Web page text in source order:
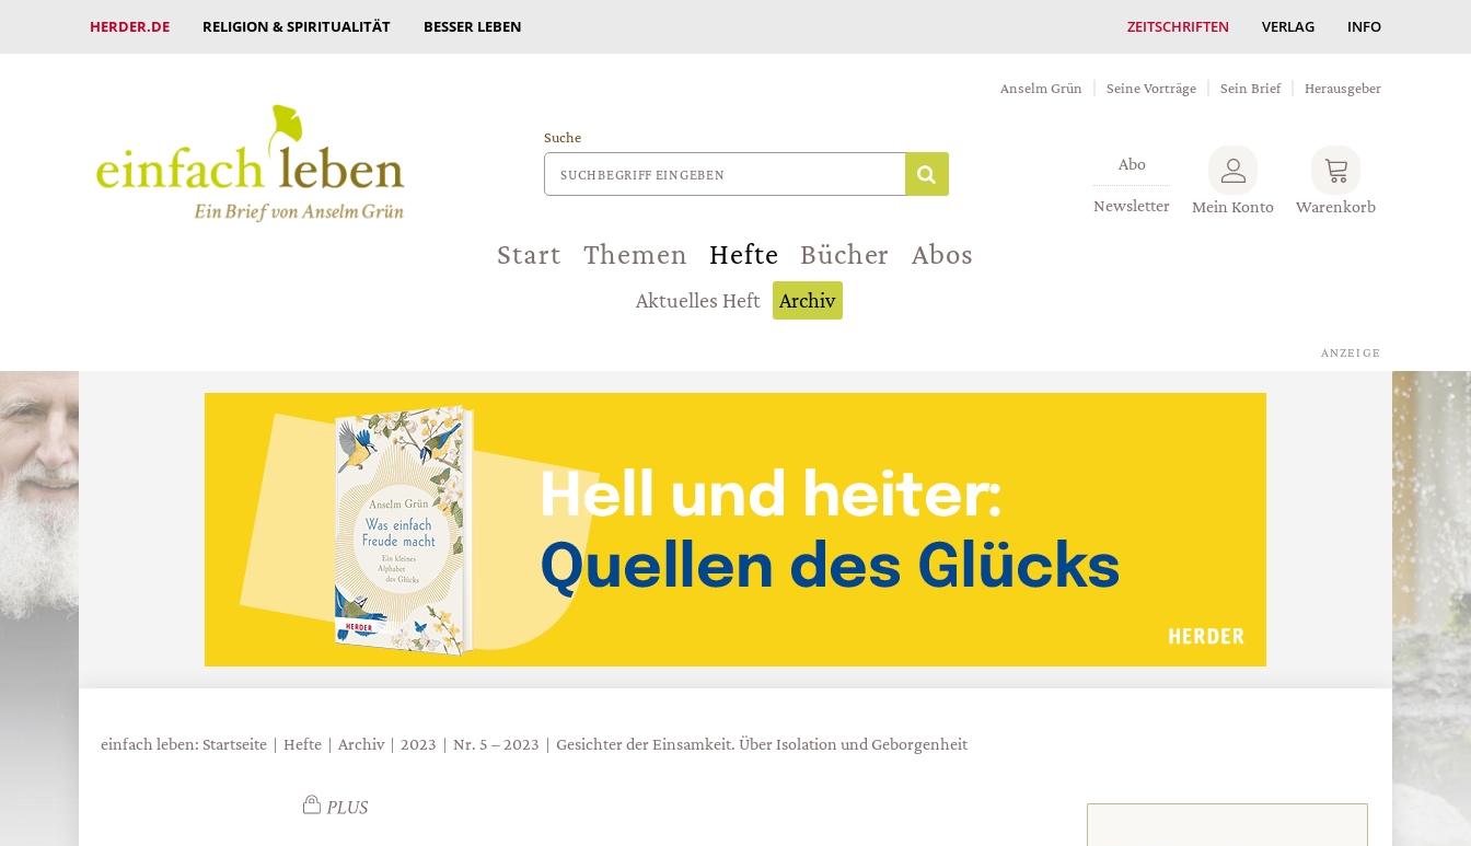
HERDER.DE RELIGION & SPIRITUALITÄT BESSER LEBEN ZEITSCHRIFTEN VERLAG INFO
Anselm Grün Seine Vorträge Sein Brief Herausgeber
Suche
Abo
Newsletter Mein Konto Warenkorb
Start Themen Hefte Bücher Abos
Aktuelles Heft Archiv
einfach leben: Startseite Hefte Archiv 2023 Nr. 5 – 2023 Gesichter der Einsamkeit. Über Isolation und Geborgenheit